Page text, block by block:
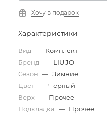
Хочу в подарок
Характеристики
Вид — Комплект
Бренд — LIU JO
Сезон — Зимние
Цвет — Черный
Верх — Прочее
Подкладка — Прочее